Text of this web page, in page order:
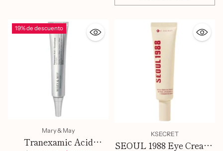
Cantidad
19% de descuento
Mary & May
Tranexamic Acid
KSECRET
SEOUL 1988 Eye Cream :